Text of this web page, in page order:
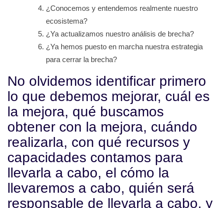
¿Conocemos y entendemos realmente nuestro
ecosistema?
¿Ya actualizamos nuestro análisis de brecha?
¿Ya hemos puesto en marcha nuestra estrategia
para cerrar la brecha?
No olvidemos identificar primero
lo que debemos mejorar, cuál es
la mejora, qué buscamos
obtener con la mejora, cuándo
realizarla, con qué recursos y
capacidades contamos para
llevarla a cabo, el cómo la
llevaremos a cabo, quién será
responsable de llevarla a cabo, y